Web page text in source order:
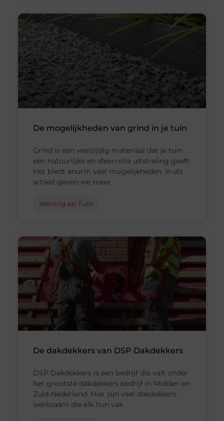
De mogelijkheden van grind in je tuin
Grind is een veelzijdig materiaal dat je tuin
een natuurlijke en sfeervolle uitstraling geeft.
Het biedt enorm veel mogelijkheden. In dit
artikel geven we meer
Woning en Tuin
De dakdekkers van DSP Dakdekkers
DSP Dakdekkers is een bedrijf die valt onder
het grootste dakdekkers bedrijf in Midden en
Zuid-Nederland. Hier zijn veel dakdekkers
werkzaam die elk hun vak